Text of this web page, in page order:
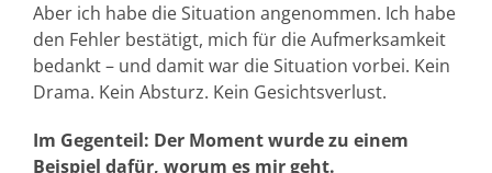
Aber ich habe die Situation angenommen. Ich habe
den Fehler bestätigt, mich für die Aufmerksamkeit
bedankt – und damit war die Situation vorbei. Kein
Drama. Kein Absturz. Kein Gesichtsverlust.
Im Gegenteil: Der Moment wurde zu einem
Beispiel dafür, worum es mir geht.